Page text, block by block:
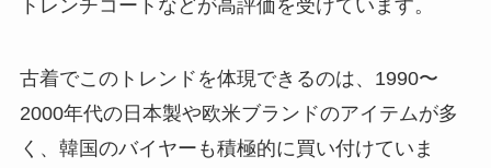
トレンチコートなどが高評価を受けています。
古着でこのトレンドを体現できるのは、1990〜
2000年代の日本製や欧米ブランドのアイテムが多
く、韓国のバイヤーも積極的に買い付けていま